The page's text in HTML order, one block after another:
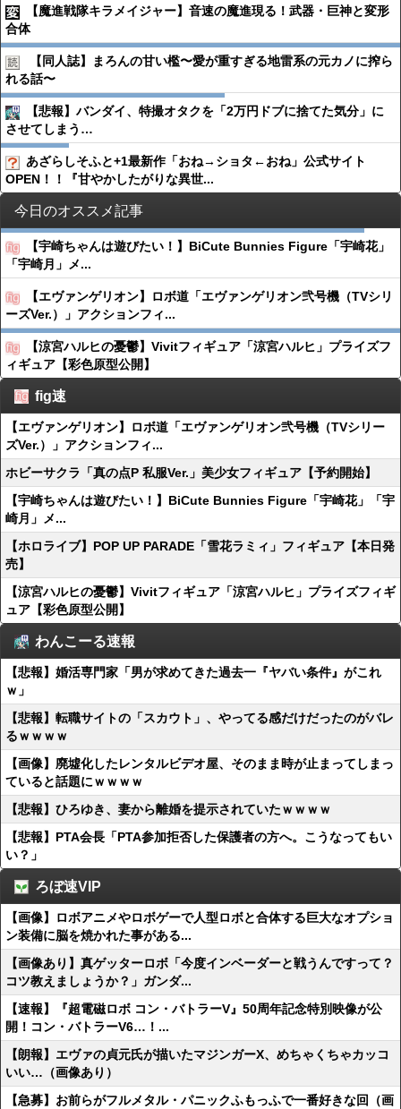
【魔進戦隊キラメイジャー】音速の魔進現る！武器・巨神と変形
合体
【同人誌】まろんの甘い檻〜愛が重すぎる地雷系の元カノに搾ら
れる話〜
【悲報】バンダイ、特撮オタクを「2万円ドブに捨てた気分」に
させてしまう…
あざらしそふと+1最新作「おね→ショタ←おね」公式サイト
OPEN！！『甘やかしたがりな異世...
今日のオススメ記事
【宇崎ちゃんは遊びたい！】BiCute Bunnies Figure「宇崎花」
「宇崎月」メ...
【エヴァンゲリオン】ロボ道「エヴァンゲリオン弐号機（TVシリ
ーズVer.）」アクションフィ...
【涼宮ハルヒの憂鬱】Vivitフィギュア「涼宮ハルヒ」プライズフ
ィギュア【彩色原型公開】
fig速
【エヴァンゲリオン】ロボ道「エヴァンゲリオン弐号機（TVシリー
ズVer.）」アクションフィ...
ホビーサクラ「真の点P 私服Ver.」美少女フィギュア【予約開始】
【宇崎ちゃんは遊びたい！】BiCute Bunnies Figure「宇崎花」「宇
崎月」メ...
【ホロライブ】POP UP PARADE「雪花ラミィ」フィギュア【本日発
売】
【涼宮ハルヒの憂鬱】Vivitフィギュア「涼宮ハルヒ」プライズフィギ
ュア【彩色原型公開】
わんこーる速報
【悲報】婚活専門家「男が求めてきた過去一『ヤバい条件』がこれ
ｗ」
【悲報】転職サイトの「スカウト」、やってる感だけだったのがバレ
るｗｗｗｗ
【画像】廃墟化したレンタルビデオ屋、そのまま時が止まってしまっ
ていると話題にｗｗｗｗ
【悲報】ひろゆき、妻から離婚を提示されていたｗｗｗｗ
【悲報】PTA会長「PTA参加拒否した保護者の方へ。こうなってもい
い？」
ろぼ速VIP
【画像】ロボアニメやロボゲーで人型ロボと合体する巨大なオプショ
ン装備に脳を焼かれた事がある...
【画像あり】真ゲッターロボ「今度インベーダーと戦うんですって？
コツ教えましょうか？」ガンダ...
【速報】『超電磁ロボ コン・バトラーV』50周年記念特別映像が公
開！コン・バトラーV6…！...
【朗報】エヴァの貞元氏が描いたマジンガーX、めちゃくちゃカッコ
いい…（画像あり）
【急募】お前らがフルメタル・パニックふもっふで一番好きな回（画